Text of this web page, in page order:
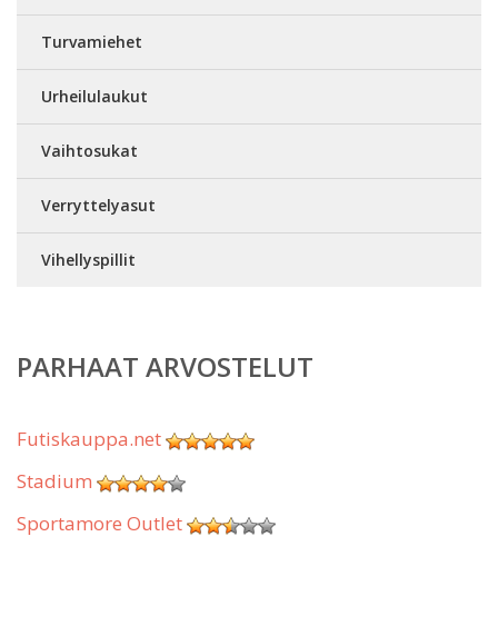
Turvamiehet
Urheilulaukut
Vaihtosukat
Verryttelyasut
Vihellyspillit
PARHAAT ARVOSTELUT
Futiskauppa.net
Stadium
Sportamore Outlet